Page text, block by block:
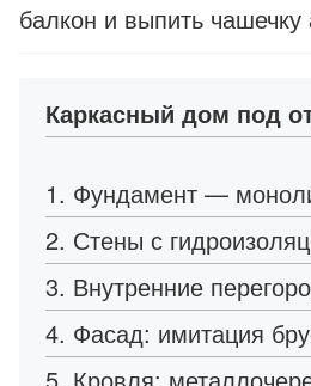
балкон и выпить чашечку
Каркасный дом под
1. Фундамент —
2. Стены с
3. Внутренние
4. Фасад: имитация